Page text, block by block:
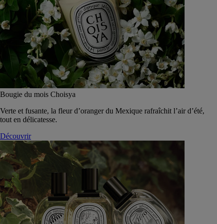
Bougie du mois Choisya
Verte et fusante, la fleur d’oranger du Mexique rafraîchit l’air d’été,
tout en délicatesse.
Découvrir